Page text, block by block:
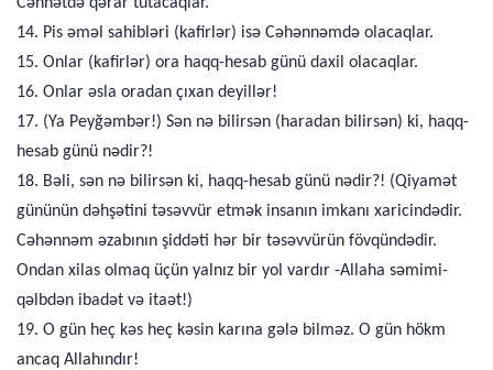
14. Pis əməl sahibləri (kafirlər) isə Cəhənnəmdə olacaqlar.
15. Onlar (kafirlər) ora haqq-hesab günü daxil olacaqlar.
16. Onlar əsla oradan çıxan deyillər!
17. (Ya Peyğəmbər!) Sən nə bilirsən (haradan bilirsən) ki, haqq-
hesab günü nədir?!
18. Bəli, sən nə bilirsən ki, haqq-hesab günü nədir?! (Qiyamət
gününün dəhşətini təsəvvür etmək insanın imkanı xaricindədir.
Cəhənnəm əzabının şiddəti hər bir təsəvvürün fövqündədir.
Ondan xilas olmaq üçün yalnız bir yol vardır -Allaha səmimi-
qəlbdən ibadət və itaət!)
19. O gün heç kəs heç kəsin karına gələ bilməz. O gün hökm
ancaq Allahındır!